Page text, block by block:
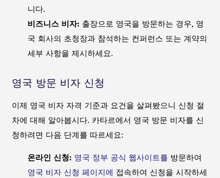
니다.
비즈니스 비자: 출장으로 영국을 방문하는 경우, 영
국 회사의 초청장과 참석하는 컨퍼런스 또는 계약의
세부 사항을 제시하세요.
영국 방문 비자 신청
이제 영국 비자 자격 기준과 요건을 살펴봤으니 신청 절
차에 대해 알아봅시다. 카타르에서 영국 방문 비자를 신
청하려면 다음 단계를 따르세요:
온라인 신청: 영국 정부 공식 웹사이트를 방문하여
영국 비자 신청 페이지에 접속하여 신청을 시작하세